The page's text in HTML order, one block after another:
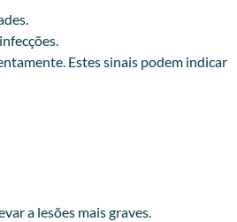
Estes sinais podem indicar
a lesões mais graves.